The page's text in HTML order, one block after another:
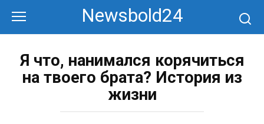
контенту
Newsbold24
Я что, нанимался корячиться
на твоего брата? История из
жизни